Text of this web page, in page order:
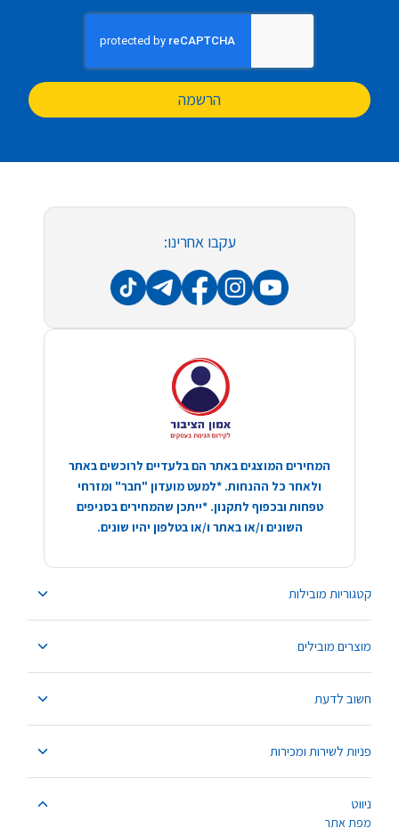
הרשמה
קטגוריות מובילות
מוצרים מובילים
חשוב לדעת
פניות לשירות ומכירות
ניווט
מפת אתר
עקבו אחרינו:
המחירים המוצגים באתר הם בלעדיים לרוכשים באתר
ולאחר כל ההנחות. *למעט מועדון "חבר" ומזרחי
טפחות ובכפוף לתקנון. *ייתכן שהמחירים בסניפים
השונים ו/או באתר ו/או בטלפון יהיו שונים.